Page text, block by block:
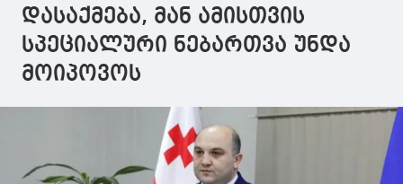
დასაქმება, მან ამისთვის
სპეციალური ნებართვა უნდა
მოიპოვოს